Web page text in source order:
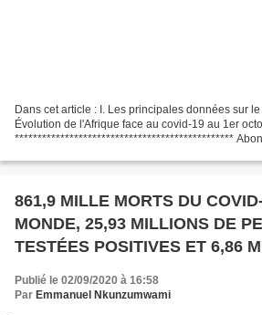
Dans cet article : I. Les principales données sur
Évolution de l'Afrique face au covid-19 au 1er
************************************************
861,9 MILLE MORTS DU
MONDE, 25,93 MILLIONS DE
TESTÉES POSITIVES ET 6,86
ENCORE MALADES AU 1ER
Publié le 02/09/2020 à 16:58
Par Emmanuel Nkunzumwami